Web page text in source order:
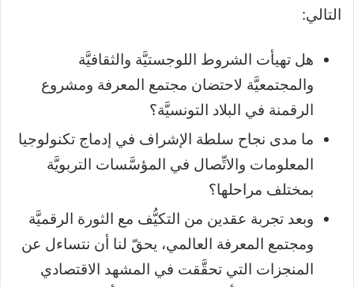
التالي:
هل تهيأت الشروط اللوجستيَّة والثقافيَّة
والمجتمعيَّة لاحتضان مجتمع المعرفة ومشروع
الرقمنة في البلاد التونسيَّة؟
ما مدى نجاح سلطة الإشراف في إدماج تكنولوجيا
المعلومات والاتِّصال في المؤسَّسات التربويَّة
بمختلف مراحلها؟
وبعد تجربة عقدين من التكيُّف مع الثورة الرقميَّة
ومجتمع المعرفة العالمي، يحقّ لنا أن نتساءل عن
المنجزات التي تحقَّقت في المشهد الاقتصادي